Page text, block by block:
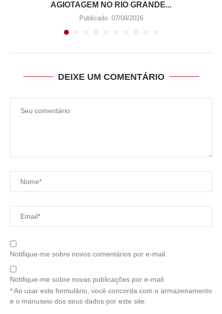
AGIOTAGEM NO RIO GRANDE...
Publicado: 07/08/2026
DEIXE UM COMENTÁRIO
Notifique-me sobre novos comentários por e-mail.
Notifique-me sobre novas publicações por e-mail.
* Ao usar este formulário, você concorda com o armazenamento
e o manuseio dos seus dados por este site.